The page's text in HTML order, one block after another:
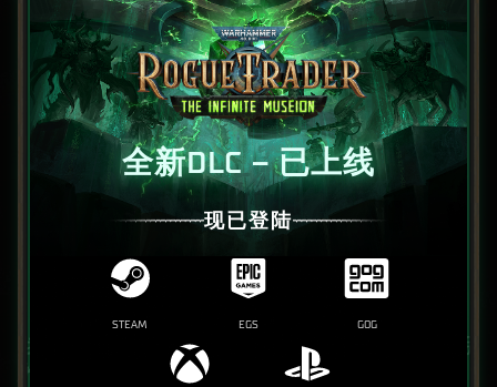
阿贝拉德·韦尔森
“我确信那样的牺牲必不可少，而且正如时间所证明
的那样，那样的牺牲并非徒劳。”
全新DLC – 已上线
现已登陆
STEAM EGS GOG